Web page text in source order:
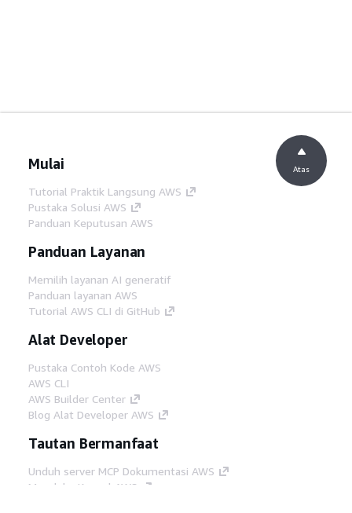
Mulai
Tutorial Praktik Langsung AWS
Pustaka Solusi AWS
Panduan Keputusan AWS
Panduan Layanan
Memilih layanan AI generatif
Panduan layanan AWS
Tutorial AWS CLI di GitHub
Alat Developer
Pustaka Contoh Kode AWS
AWS CLI
AWS Builder Center
Blog Alat Developer AWS
Tautan Bermanfaat
Unduh server MCP Dokumentasi AWS
Masuk ke Konsol AWS
Atas